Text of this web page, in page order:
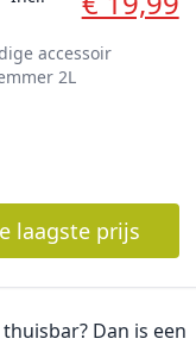
accessoir
2L
laagste prijs
Dan is een